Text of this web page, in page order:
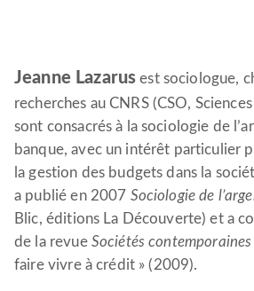
Jeanne Lazarus est sociologue,
recherches au CNRS (CSO,
sont consacrés à la sociologie de
banque, avec un intérêt particulier
la gestion des budgets dans la
a publié en 2007 Sociologie de
Blic, éditions La Découverte) et a
de la revue Sociétés contemporaines
faire vivre à crédit » (2009).